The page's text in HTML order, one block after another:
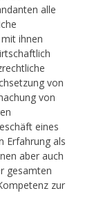
alle
ihnen
von
von
eines
Erfahrung als
aber auch
gesamten
zur